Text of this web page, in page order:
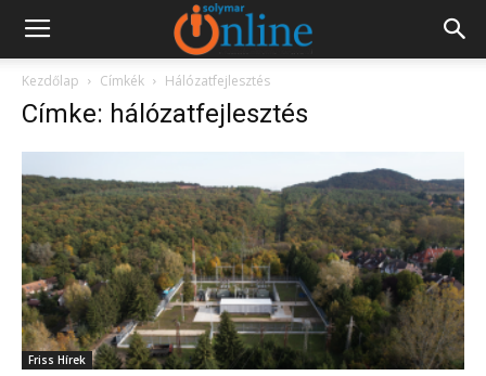
Kezdőlap Címkék Hálózatfejlesztés
Címke: hálózatfejlesztés
Friss Hírek